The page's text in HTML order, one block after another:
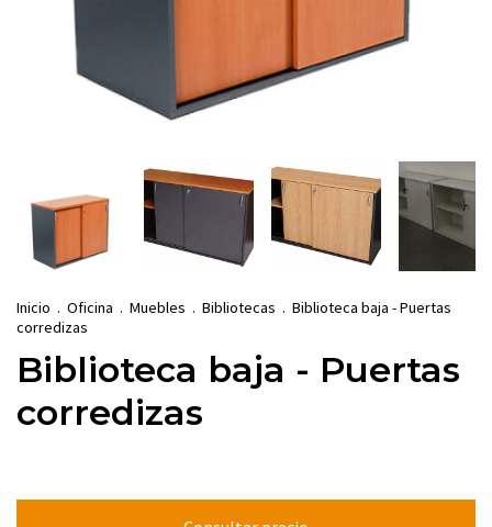
Inicio . Oficina . Muebles . Bibliotecas . Biblioteca baja - Puertas
corredizas
Biblioteca baja - Puertas
corredizas